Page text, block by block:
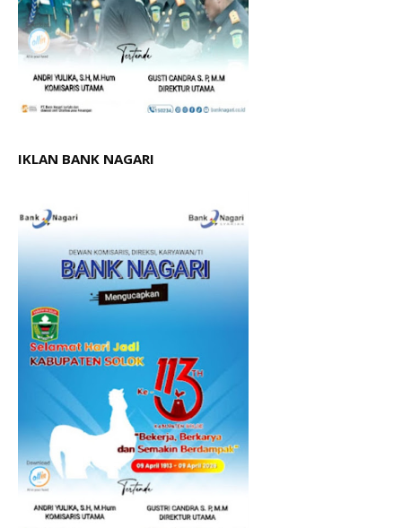
IKLAN BANK NAGARI